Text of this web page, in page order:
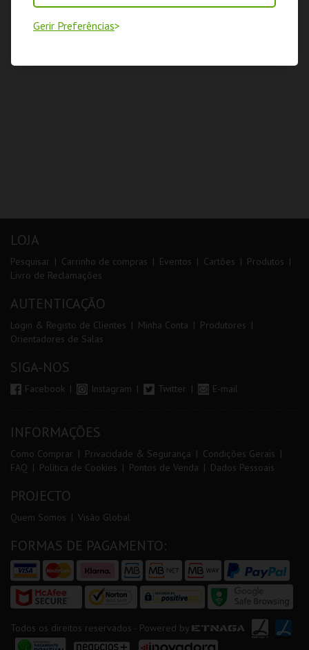
Gerir Preferências
LOJA
Pesquisar Carrinho de compras Eventos Cartões
Produtos
Livro de Reclamações
AUTENTICAÇÃO
Login & Registo de Clientes Minha Conta
Produtores
Orientadores de Salas
SIGA-NOS
Facebook Instagram Twitter E-mail
INFORMAÇÕES
Como Comprar Privacidade & Segurança
Condições Gerais
FAQ
Política de Cookies Pontos de Venda Dados Pessoais
PROJECTO
Quem Somos Visão Global
FORMAS DE PAGAMENTO:
Todos os direitos reservados - Powered by ETNAGA